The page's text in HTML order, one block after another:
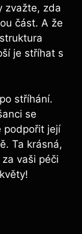
zvažte, zda
část. A že
je stříhat s
stříhání.⁤
se
⁣podpořit její
‍Ta ​krásná,
vaši péči